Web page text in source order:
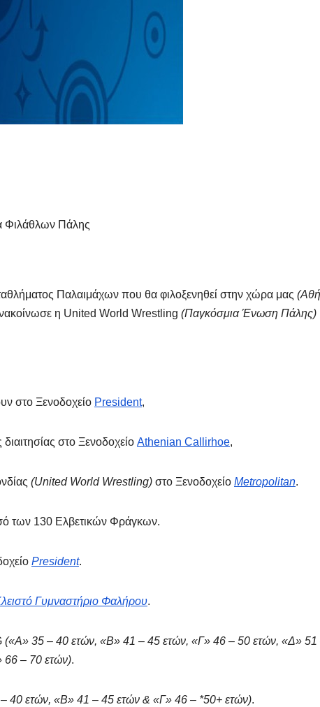
Φιλάθλων Πάλης
Παλαιμάχων που θα φιλοξενηθεί στην χώρα μας
η United World Wrestling (Παγκόσμια Ένωση Πάλης)
στο Ξενοδοχείο President,
στο Ξενοδοχείο Athenian Callirhoe,
(United World Wrestling) στο Ξενοδοχείο Metropolitan.
των 130 Ελβετικών Φράγκων.
President.
Γυμναστήριο Φαλήρου.
(«Α» 35 – 40 ετών, «Β» 41 – 45 ετών, «Γ» 46 – 50 ετών, «Δ» 51
66 – 70 ετών).
40 ετών, «Β» 41 – 45 ετών & «Γ» 46 – *50+ ετών).